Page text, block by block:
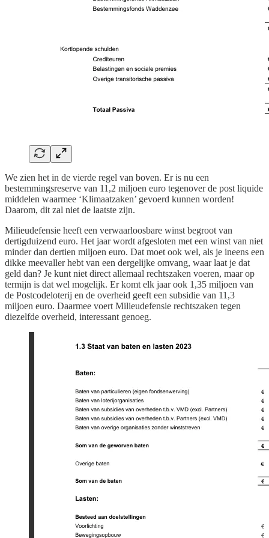
We zien het in de vierde regel van boven. Er is nu een
bestemmingsreserve van 11,2 miljoen euro tegenover de post liquide
middelen waarmee ‘Klimaatzaken’ gevoerd kunnen worden!
Daarom, dit zal niet de laatste zijn.
Milieudefensie heeft een verwaarloosbare winst begroot van
dertigduizend euro. Het jaar wordt afgesloten met een winst van niet
minder dan dertien miljoen euro. Dat moet ook wel, als je ineens een
dikke meevaller hebt van een dergelijke omvang, waar laat je dat
geld dan? Je kunt niet direct allemaal rechtszaken voeren, maar op
termijn is dat wel mogelijk. Er komt elk jaar ook 1,35 miljoen van
de Postcodeloterij en de overheid geeft een subsidie van 11,3
miljoen euro. Daarmee voert Milieudefensie rechtszaken tegen
diezelfde overheid, interessant genoeg.